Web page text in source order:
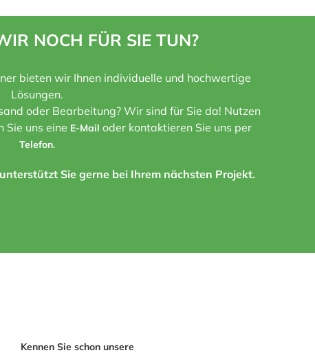
NOCH FÜR SIE TUN?
bieten wir Ihnen individuelle und hochwertige
Lösungen.
oder Bearbeitung? Wir sind für Sie da! Nutzen
Sie uns eine E-Mail oder kontaktieren Sie uns per
Telefon.
Sie gerne bei Ihrem nächsten Projekt.
Kennen Sie schon unsere